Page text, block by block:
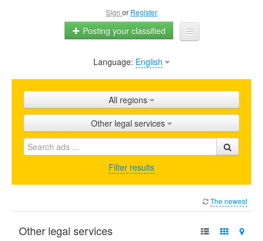
Sign or Register
Posting your classified
Home
Shops
Promotion
FAQ
Language: English
All regions
Other legal services
Filter results
The newest
Other legal services